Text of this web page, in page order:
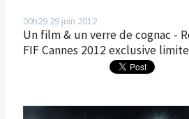
00h29 29 juin 2012
Un film & un verre de cognac -
FIF Cannes 2012 exclusive